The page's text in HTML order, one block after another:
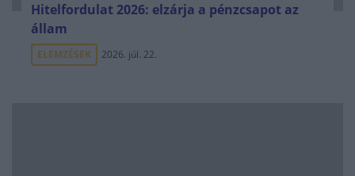
Hitelfordulat 2026: elzárja a pénzcsapot az
állam
ELEMZÉSEK 2026. júl. 22.